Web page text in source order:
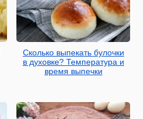
Сколько выпекать булочки
в духовке? Температура и
время выпечки